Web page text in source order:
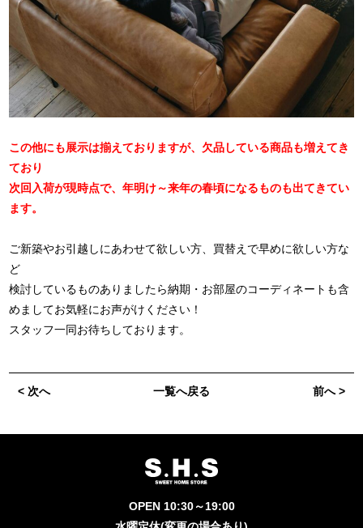
この他にも展示は揃えておりますが、欠品している商品も増えてき
ており
次回入荷が現時点で、年明け～来年の春頃になるものも出てきてい
ます。
ご新築やお引越しにあわせて欲しい方、買替えで早めに欲しい方な
ど
検討しているものありましたら納期・お部屋のコーディネートも含
めましてお気軽にお声がけください！
スタッフ一同お待ちしております。
< 次へ 前へ >
一覧へ戻る
OPEN 10:30～19:00